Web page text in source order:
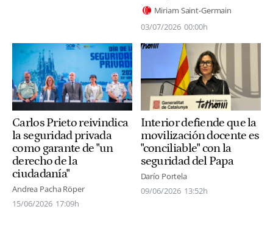
Miriam Saint-Germain
03/07/2026 00:00h
Carlos Prieto reivindica
la seguridad privada
como garante de "un
derecho de la
ciudadanía"
Andrea Pacha Röper
15/06/2026 17:09h
Interior defiende que la
movilización docente es
"conciliable" con la
seguridad del Papa
Darío Portela
09/06/2026 13:52h